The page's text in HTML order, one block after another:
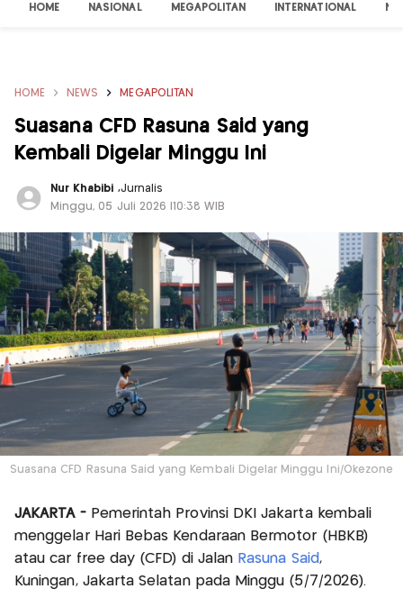
HOME NASIONAL MEGAPOLITAN INTERNATIONAL
HOME NEWS MEGAPOLITAN
Suasana CFD Rasuna Said yang
Kembali Digelar Minggu Ini
Nur Khabibi ,Jurnalis
Minggu, 05 Juli 2026 |10:38 WIB
Suasana CFD Rasuna Said yang Kembali Digelar Minggu Ini/Okezone
JAKARTA - Pemerintah Provinsi DKI Jakarta kembali
menggelar Hari Bebas Kendaraan Bermotor (HBKB)
atau car free day (CFD) di Jalan Rasuna Said ,
Kuningan, Jakarta Selatan pada Minggu (5/7/2026).